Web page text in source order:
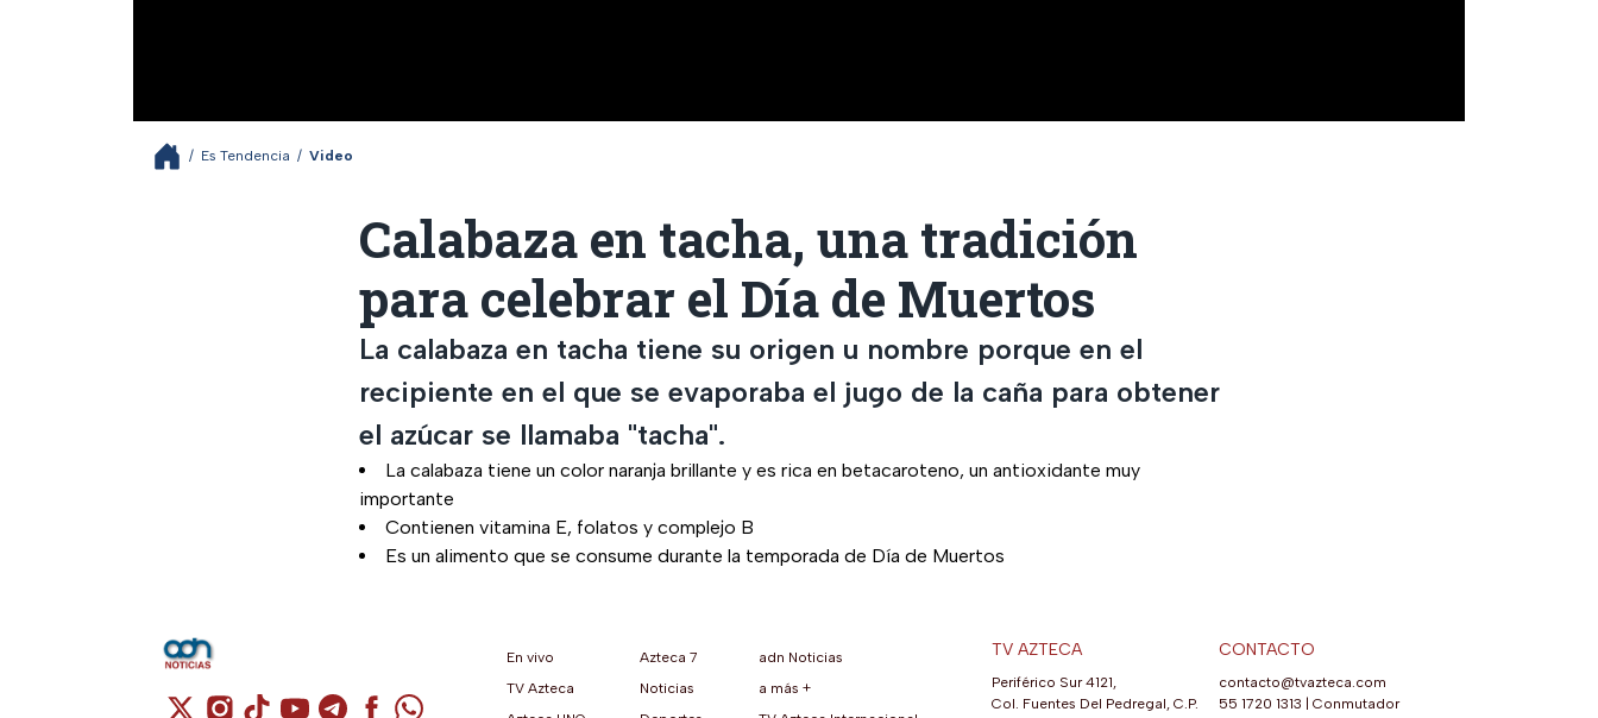
/ Es Tendencia / Video
Calabaza en tacha, una tradición
para celebrar el Día de Muertos
La calabaza en tacha tiene su origen u nombre porque en el
recipiente en el que se evaporaba el jugo de la caña para obtener
el azúcar se llamaba "tacha".
La calabaza tiene un color naranja brillante y es rica en betacaroteno, un antioxidante muy
importante
Contienen vitamina E, folatos y complejo B
Es un alimento que se consume durante la temporada de Día de Muertos
Cuenta de X / Twitter (se abre en una nueva pestaña)
Cuenta de Instagram (se abre en una nueva pestaña)
Cuenta de TikTok (se abre en una nueva pestaña)
Cuenta de YouTube (se abre en una nueva pestaña)
Cuenta de Telegram (se abre en una nueva pestaña)
Cuenta de Facebook (se abre en una nueva pestaña)
Cuenta de WhatsApp (se abre en una nueva pestaña)
En vivo
TV Azteca
Azteca 7
Noticias
adn Noticias
a más +
TV AZTECA
Periférico Sur 4121,
Col. Fuentes Del Pedregal, C.P.
CONTACTO
contacto@tvazteca.com
55 1720 1313 | Conmutador